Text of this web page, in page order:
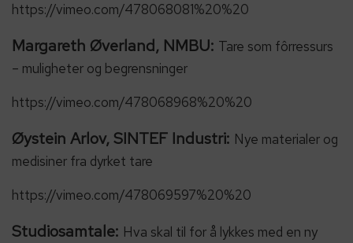
https://vimeo.com/478068081%20%20
Margareth Øverland, NMBU: Tare som fôrressurs
– muligheter og begrensninger
https://vimeo.com/478068968%20%20
Øystein Arlov, SINTEF Industri: Nye materialer og
medisiner fra dyrket tare
https://vimeo.com/478069597%20%20
Studiosamtale: Hva skal til for å lykkes med en ny